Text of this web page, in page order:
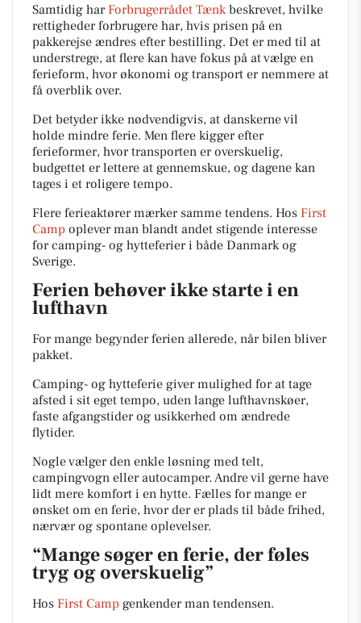
Samtidig har Forbrugerrådet Tænkbeskrevet, hvilke
rettigheder forbrugere har, hvis prisen på en
pakkerejse ændres efter bestilling. Det er med til at
understrege, at flere kan have fokus på at vælge en
ferieform, hvor økonomi og transport er nemmere at
få overblik over.
Det betyder ikke nødvendigvis, at danskerne vil
holde mindre ferie. Men flere kigger efter
ferieformer, hvor transporten er overskuelig,
budgettet er lettere at gennemskue, og dagene kan
tages i et roligere tempo.
Flere ferieaktører mærker samme tendens. Hos First
Camp oplever man blandt andet stigende interesse
for camping- og hytteferier i både Danmark og
Sverige.
Ferien behøver ikke starte i en
lufthavn
For mange begynder ferien allerede, når bilen bliver
pakket.
Camping- og hytteferie giver mulighed for at tage
afsted i sit eget tempo, uden lange lufthavnskøer,
faste afgangstider og usikkerhed om ændrede
flytider.
Nogle vælger den enkle løsning med telt,
campingvogn eller autocamper. Andre vil gerne have
lidt mere komfort i en hytte. Fælles for mange er
ønsket om en ferie, hvor der er plads til både frihed,
nærvær og spontane oplevelser.
“Mange søger en ferie, der føles
tryg og overskuelig”
Hos First Camp genkender man tendensen.